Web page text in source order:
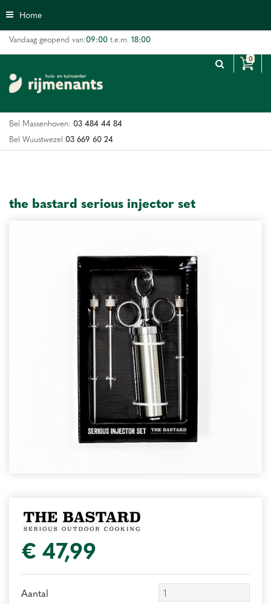
n
n
n
Home
Vandaag geopend van:09:00 t.e.m. 18:00
Bel Massenhoven: 03 484 44 84
Bel Wuustwezel 03 669 60 24
the bastard serious injector set
€ 47,99
Aantal